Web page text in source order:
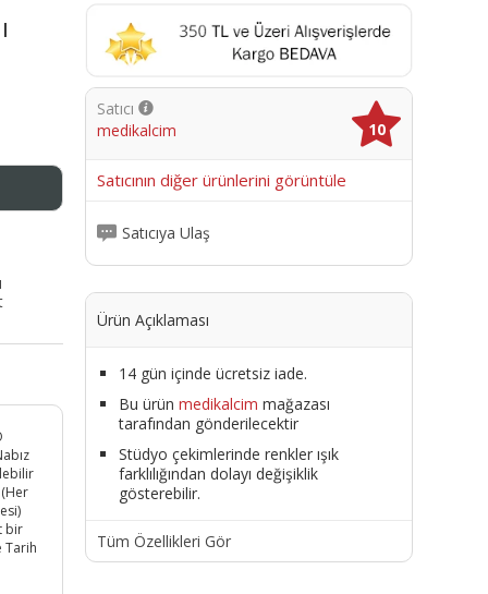
bir
Tarih
Satıcı
medikalcim
10
Satıcının diğer ürünlerini görüntüle
Satıcıya Ulaş
Ürün Açıklaması
14 gün içinde ücretsiz iade.
Bu ürün medikalcim mağazası
tarafından gönderilecektir
Stüdyo çekimlerinde renkler ışık
farklılığından dolayı değişiklik
gösterebilir.
Tüm Özellikleri Gör